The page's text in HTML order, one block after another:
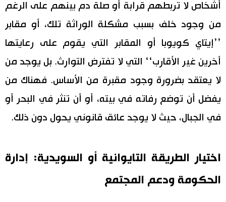
أشخاص لا تربطهم قرابة أو صلة دم بينهم على الرغم
من وجود خلف بسبب مشكلة الوراثة تلك، أو مقابر
’’إيتاي كويوبا أو المقابر التي يقوم على رعايتها
أخرين غير الأقارب‘‘ التي لا تفترض التوارث. بل يوجد من
لا يعتقد بضرورة وجود مقبرة من الأساس. فهناك من
يفضل أن توضع رفاته في بيته، أو أن تنثر في البحر أو
في الجبال، حيث لا يوجد عائق قانوني يحول دون ذلك.
اختيار الطريقة التايوانية أو السويدية: إدارة
الحكومة ودعم المجتمع